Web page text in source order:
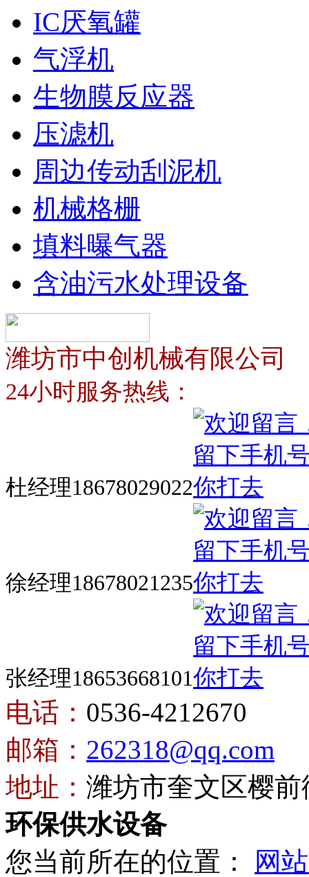
IC厌氧罐
气浮机
生物膜反应器
压滤机
周边传动刮泥机
机械格栅
填料曝气器
含油污水处理设备
潍坊市中创机械有限公司
24小时服务热线：
杜经理18678029022
徐经理18678021235
张经理18653668101
电话： 0536-4212670
邮箱： 262318@qq.com
地址： 潍坊市奎文区樱前
环保供水设备
您当前所在的位置：
网